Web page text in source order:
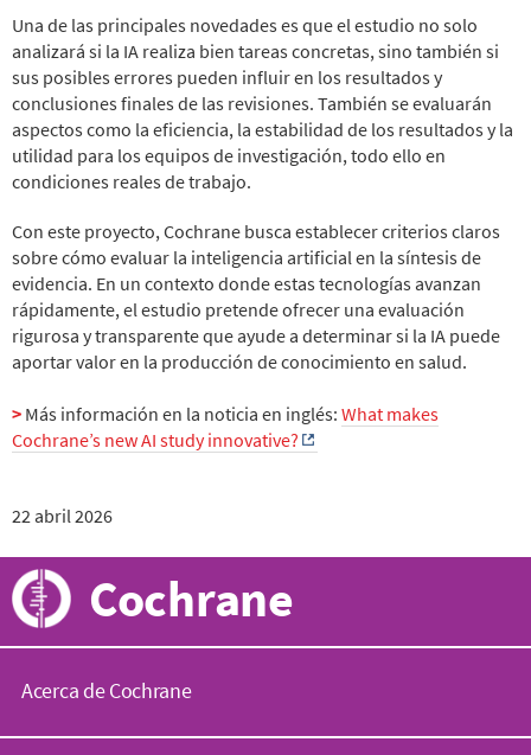
Una de las principales novedades es que el estudio no solo
analizará si la IA realiza bien tareas concretas, sino también si
sus posibles errores pueden influir en los resultados y
conclusiones finales de las revisiones. También se evaluarán
aspectos como la eficiencia, la estabilidad de los resultados y la
utilidad para los equipos de investigación, todo ello en
condiciones reales de trabajo.
Con este proyecto, Cochrane busca establecer criterios claros
sobre cómo evaluar la inteligencia artificial en la síntesis de
evidencia. En un contexto donde estas tecnologías avanzan
rápidamente, el estudio pretende ofrecer una evaluación
rigurosa y transparente que ayude a determinar si la IA puede
aportar valor en la producción de conocimiento en salud.
> Más información en la noticia en inglés: What makes
Cochrane’s new AI study innovative?
22 abril 2026
Cochrane
Acerca de Cochrane